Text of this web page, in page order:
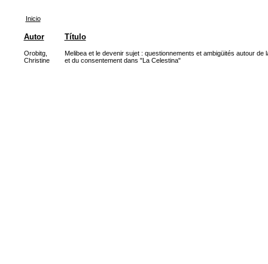
Inicio
Autor Título
Orobitg,
Christine
Melibea et le devenir sujet : questionnements et ambigüités autour de
et du consentement dans "La Celestina"